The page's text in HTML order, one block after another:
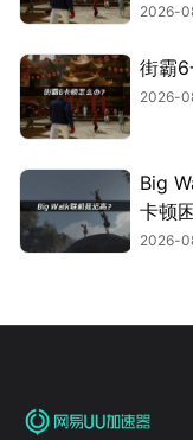
2026-
街霸6
2026-
Big
卡顿
2026-